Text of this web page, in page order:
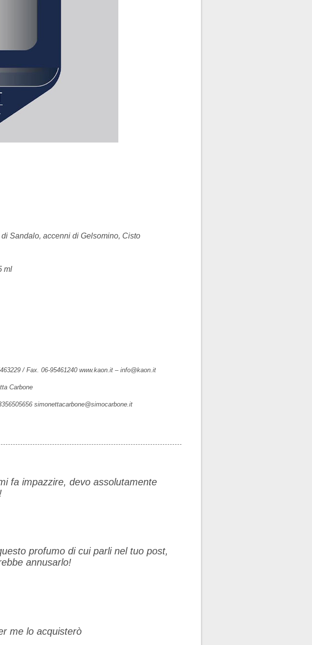
Sandalo, accenni di Gelsomino, Cisto
ml
/ Fax. 06-95461240 www.kaon.it – info@kaon.it
Carbone
simonettacarbone@simocarbone.it
fa impazzire, devo assolutamente
profumo di cui parli nel tuo post,
annusarlo!
me lo acquisterò